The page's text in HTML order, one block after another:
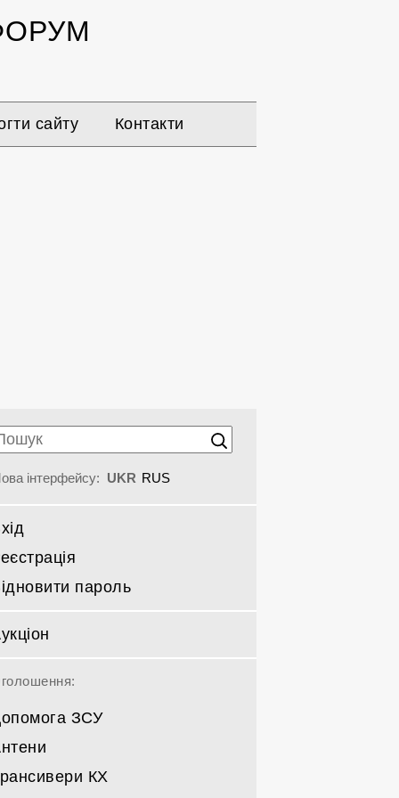
сайту Контакти
інтерфейсу: UKR RUS
пароль
ЗСУ
Спрямовані КВ
КХ